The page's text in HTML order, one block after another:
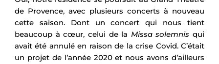
de Provence, avec plusieurs concerts à nouveau
cette saison. Dont un concert qui nous tient
beaucoup à cœur, celui de la Missa solemnis qui
avait été annulé en raison de la crise Covid. C’était
un projet de l’année 2020 et nous avons d’ailleurs